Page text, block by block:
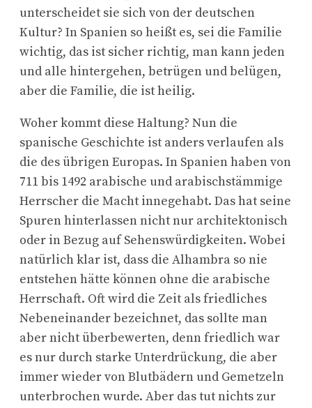
unterscheidet sie sich von der deutschen
Kultur? In Spanien so heißt es, sei die Familie
wichtig, das ist sicher richtig, man kann jeden
und alle hintergehen, betrügen und belügen,
aber die Familie, die ist heilig.
Woher kommt diese Haltung? Nun die
spanische Geschichte ist anders verlaufen als
die des übrigen Europas. In Spanien haben von
711 bis 1492 arabische und arabischstämmige
Herrscher die Macht innegehabt. Das hat seine
Spuren hinterlassen nicht nur architektonisch
oder in Bezug auf Sehenswürdigkeiten. Wobei
natürlich klar ist, dass die Alhambra so nie
entstehen hätte können ohne die arabische
Herrschaft. Oft wird die Zeit als friedliches
Nebeneinander bezeichnet, das sollte man
aber nicht überbewerten, denn friedlich war
es nur durch starke Unterdrückung, die aber
immer wieder von Blutbädern und Gemetzeln
unterbrochen wurde. Aber das tut nichts zur